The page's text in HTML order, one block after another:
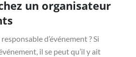
un organisateur
d’événement ? Si
il se peut qu’il y ait